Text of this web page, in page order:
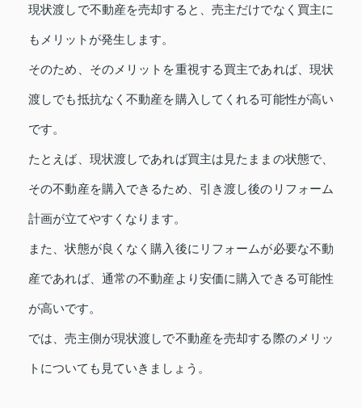
現状渡しで不動産を売却すると、売主だけでなく買主に
もメリットが発生します。
そのため、そのメリットを重視する買主であれば、現状
渡しでも抵抗なく不動産を購入してくれる可能性が高い
です。
たとえば、現状渡しであれば買主は見たままの状態で、
その不動産を購入できるため、引き渡し後のリフォーム
計画が立てやすくなります。
また、状態が良くなく購入後にリフォームが必要な不動
産であれば、通常の不動産より安価に購入できる可能性
が高いです。
では、売主側が現状渡しで不動産を売却する際のメリッ
トについても見ていきましょう。